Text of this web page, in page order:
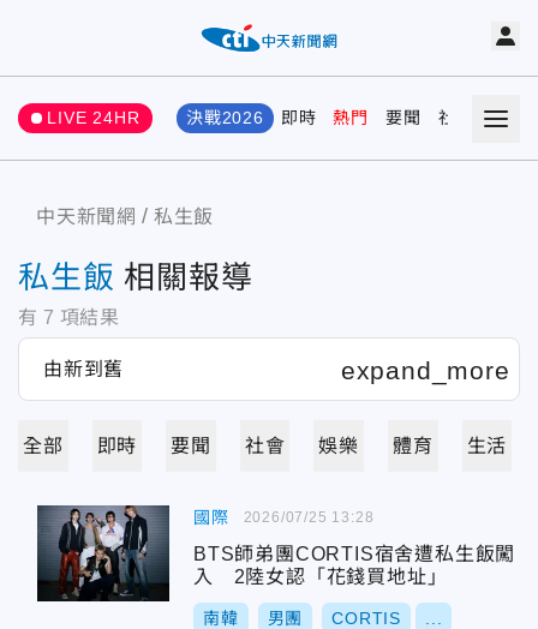
LIVE 24HR 決戰2026 即時 熱門 要聞 社會 娛樂
中天新聞網 私生飯
私生飯 相關報導
有 7 項結果
全部 即時 要聞 社會 娛樂 體育 生活
國際
BTS師弟團CORTIS宿舍遭私生飯闖
入 2陸女認「花錢買地址」
南韓 男團 CORTIS
2026/07/25 13:28